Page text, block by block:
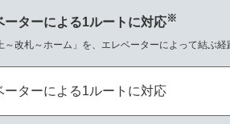
ーターによる1ルートに対応※
～改札～ホーム」を、エレベーターによって結ぶ
ーターによる1ルートに対応